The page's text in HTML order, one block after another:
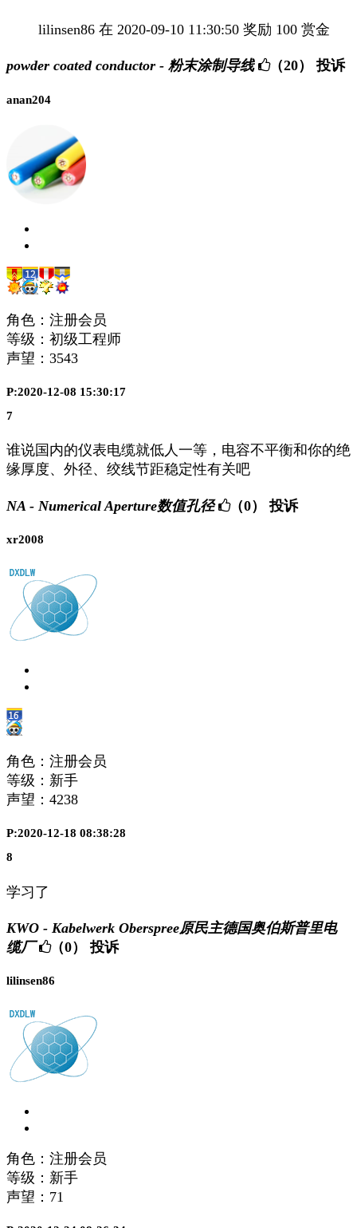
lilinsen86 在 2020-09-10 11:30:50 奖励 100 赏金
powder coated conductor - 粉末涂制导线 （20） 投诉
anan204
角色：注册会员
等级：初级工程师
声望： 3543
P:2020-12-08 15:30:17
7
谁说国内的仪表电缆就低人一等，电容不平衡和你的绝
缘厚度、外径、绞线节距稳定性有关吧
NA - Numerical Aperture数值孔径 （0） 投诉
xr2008
角色：注册会员
等级：新手
声望： 4238
P:2020-12-18 08:38:28
8
学习了
KWO - Kabelwerk Oberspree原民主德国奥伯斯普里电
缆厂
（0） 投诉
lilinsen86
角色：注册会员
等级：新手
声望： 71